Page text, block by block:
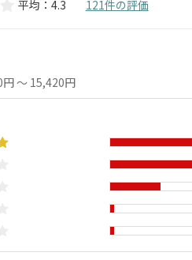
グラム
平均：4.3 121件の評価
～ 15,420円